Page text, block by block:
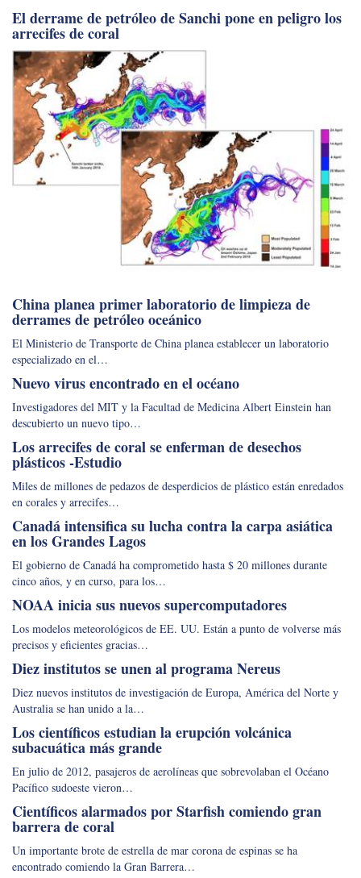
El derrame de petróleo de Sanchi pone en peligro los
arrecifes de coral
China planea primer laboratorio de limpieza de
derrames de petróleo oceánico
El Ministerio de Transporte de China planea establecer un laboratorio
especializado en el…
Nuevo virus encontrado en el océano
Investigadores del MIT y la Facultad de Medicina Albert Einstein han
descubierto un nuevo tipo…
Los arrecifes de coral se enferman de desechos
plásticos -Estudio
Miles de millones de pedazos de desperdicios de plástico están enredados
en corales y arrecifes…
Canadá intensifica su lucha contra la carpa asiática
en los Grandes Lagos
El gobierno de Canadá ha comprometido hasta $ 20 millones durante
cinco años, y en curso, para los…
NOAA inicia sus nuevos supercomputadores
Los modelos meteorológicos de EE. UU. Están a punto de volverse más
precisos y eficientes gracias…
Diez institutos se unen al programa Nereus
Diez nuevos institutos de investigación de Europa, América del Norte y
Australia se han unido a la…
Los científicos estudian la erupción volcánica
subacuática más grande
En julio de 2012, pasajeros de aerolíneas que sobrevolaban el Océano
Pacífico sudoeste vieron…
Científicos alarmados por Starfish comiendo gran
barrera de coral
Un importante brote de estrella de mar corona de espinas se ha
encontrado comiendo la Gran Barrera…